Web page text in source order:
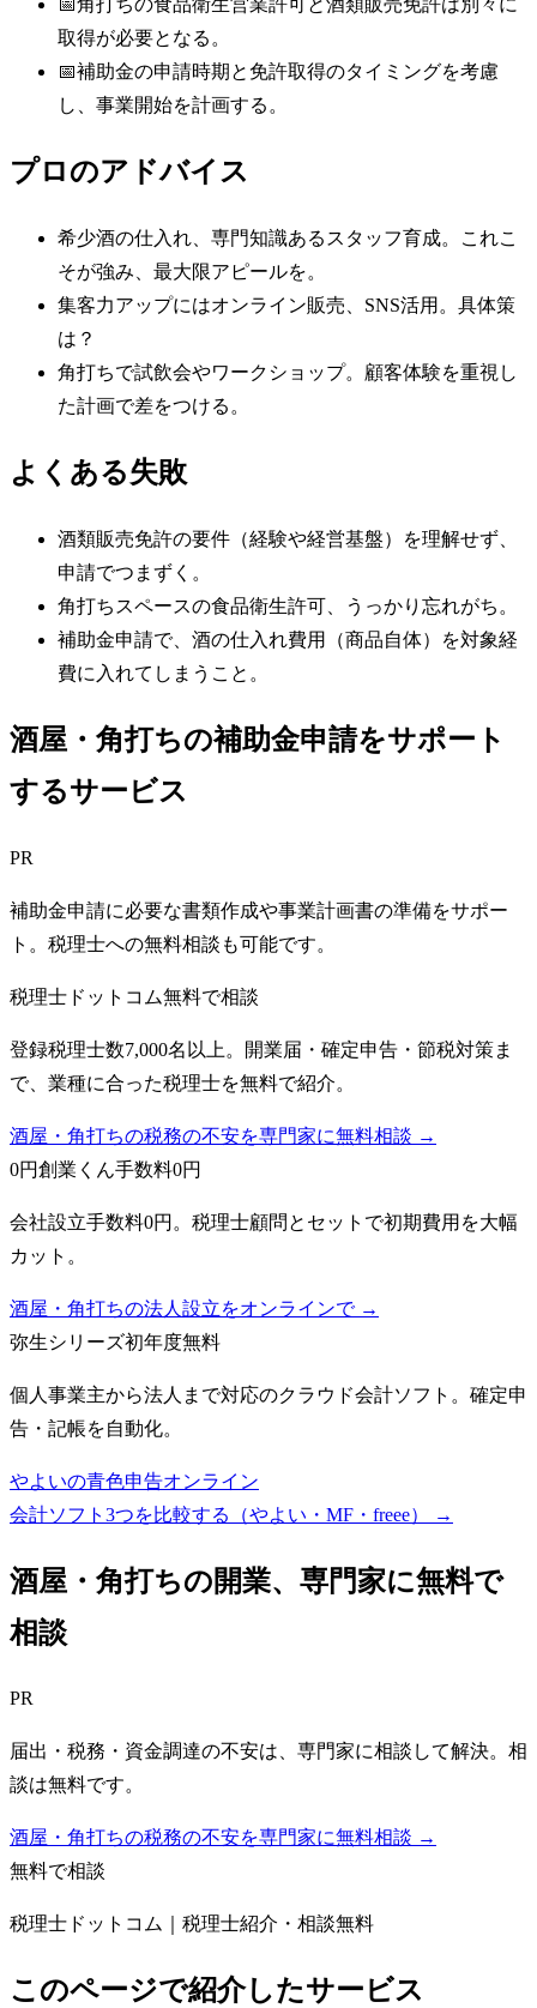
📅 角打ちの食品衛生営業許可と酒類販売免許は別々に
取得が必要となる。
📅補助金の申請時期と免許取得のタイミングを考慮
し、事業開始を計画する。
プロのアドバイス
希少酒の仕入れ、専門知識あるスタッフ育成。これこ
そが強み、最大限アピールを。
集客力アップにはオンライン販売、SNS活用。具体策
は？
角打ちで試飲会やワークショップ。顧客体験を重視し
た計画で差をつける。
よくある失敗
酒類販売免許の要件（経験や経営基盤）を理解せず、
申請でつまずく。
角打ちスペースの食品衛生許可、うっかり忘れがち。
補助金申請で、酒の仕入れ費用（商品自体）を対象経
費に入れてしまうこと。
酒屋・角打ちの補助金申請をサポート
するサービス
PR
補助金申請に必要な書類作成や事業計画書の準備をサポー
ト。税理士への無料相談も可能です。
税理士ドットコム無料で相談
登録税理士数7,000名以上。開業届・確定申告・節税対策ま
で、業種に合った税理士を無料で紹介。
酒屋・角打ちの税務の不安を専門家に無料相談 →
0円創業くん手数料0円
会社設立手数料0円。税理士顧問とセットで初期費用を大幅
カット。
酒屋・角打ちの法人設立をオンラインで →
弥生シリーズ初年度無料
個人事業主から法人まで対応のクラウド会計ソフト。確定申
告・記帳を自動化。
やよいの青色申告オンライン
会計ソフト3つを比較する（やよい・MF・freee）
→
酒屋・角打ちの開業、専門家に無料で
相談
PR
届出・税務・資金調達の不安は、専門家に相談して解決。相
談は無料です。
酒屋・角打ちの税務の不安を専門家に無料相談 →
無料で相談
税理士ドットコム｜税理士紹介・相談無料
このページで紹介したサービス